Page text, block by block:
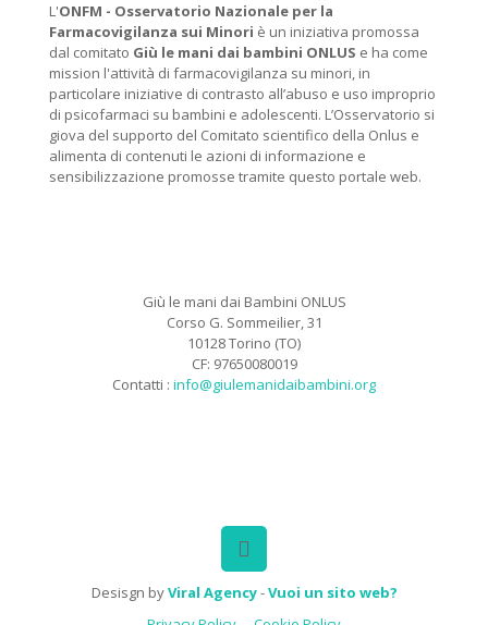
L'ONFM - Osservatorio Nazionale per la
Farmacovigilanza sui Minori è un iniziativa promossa
dal comitato Giù le mani dai bambini ONLUS e ha come
mission l'attività di farmacovigilanza su minori, in
particolare iniziative di contrasto all’abuso e uso improprio
di psicofarmaci su bambini e adolescenti. L’Osservatorio si
giova del supporto del Comitato scientifico della Onlus e
alimenta di contenuti le azioni di informazione e
sensibilizzazione promosse tramite questo portale web.
Giù le mani dai Bambini ONLUS
Corso G. Sommeilier, 31
10128 Torino (TO)
CF: 97650080019
Contatti : info@giulemanidaibambini.org
Desisgn byViral Agency-Vuoi un sito web?